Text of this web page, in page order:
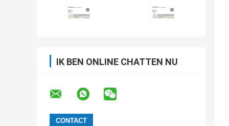
IK BEN ONLINE CHATTEN NU